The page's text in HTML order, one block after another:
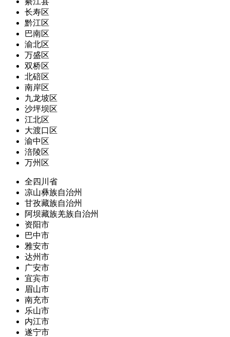
长寿区
黔江区
巴南区
渝北区
万盛区
双桥区
北碚区
南岸区
九龙坡区
沙坪坝区
江北区
大渡口区
渝中区
涪陵区
万州区
全四川省
凉山彝族自治州
甘孜藏族自治州
阿坝藏族羌族自治州
资阳市
巴中市
雅安市
达州市
广安市
宜宾市
眉山市
南充市
乐山市
内江市
遂宁市